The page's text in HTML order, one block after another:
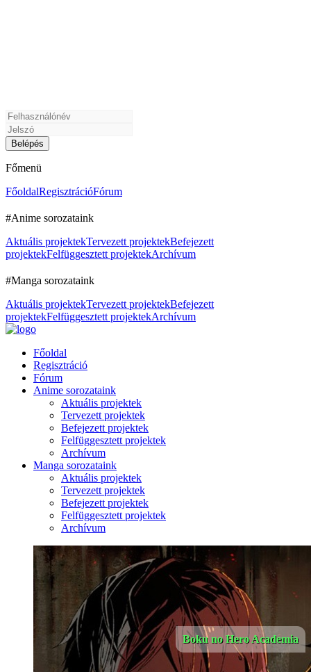
Főmenü
FőoldalRegisztrációFórum
#Anime sorozataink
Aktuális projektekTervezett projektekBefejezett
projektekFelfüggesztett projektekArchívum
#Manga sorozataink
Aktuális projektekTervezett projektekBefejezett
projektekFelfüggesztett projektekArchívum
Főoldal
Regisztráció
Fórum
Anime sorozataink
Aktuális projektek
Tervezett projektek
Befejezett projektek
Felfüggesztett projektek
Archívum
Manga sorozataink
Aktuális projektek
Tervezett projektek
Befejezett projektek
Felfüggesztett projektek
Archívum
Boku no Hero Academia